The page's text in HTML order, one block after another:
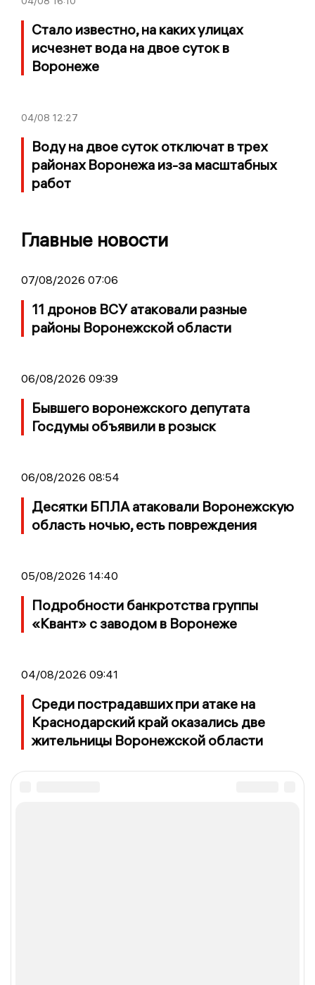
Стало известно, на каких улицах
исчезнет вода на двое суток в
Воронеже
04/08 12:27
Воду на двое суток отключат в трех
районах Воронежа из-за масштабных
работ
Главные новости
07/08/2026 07:06
11 дронов ВСУ атаковали разные
районы Воронежской области
06/08/2026 09:39
Бывшего воронежского депутата
Госдумы объявили в розыск
06/08/2026 08:54
Десятки БПЛА атаковали Воронежскую
область ночью, есть повреждения
05/08/2026 14:40
Подробности банкротства группы
«Квант» с заводом в Воронеже
04/08/2026 09:41
Среди пострадавших при атаке на
Краснодарский край оказались две
жительницы Воронежской области